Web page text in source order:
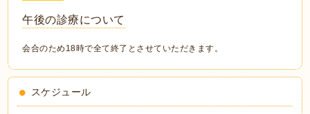
午後の診療について
会合のため18時で全て終了とさせていただきます。
スケジュール